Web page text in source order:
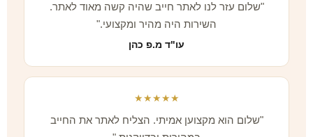
"שלום עזר לנו לאתר חייב שהיה קשה מאוד לאתר.
השירות היה מהיר ומקצועי."
עו"ד מ.פ כהן
★★★★★
"שלום הוא מקצוען אמיתי. הצליח לאתר את החייב